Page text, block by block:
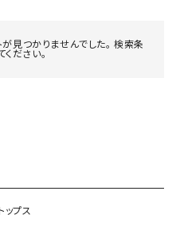
見つかりませんでした。 検索条
ださい。
トップス